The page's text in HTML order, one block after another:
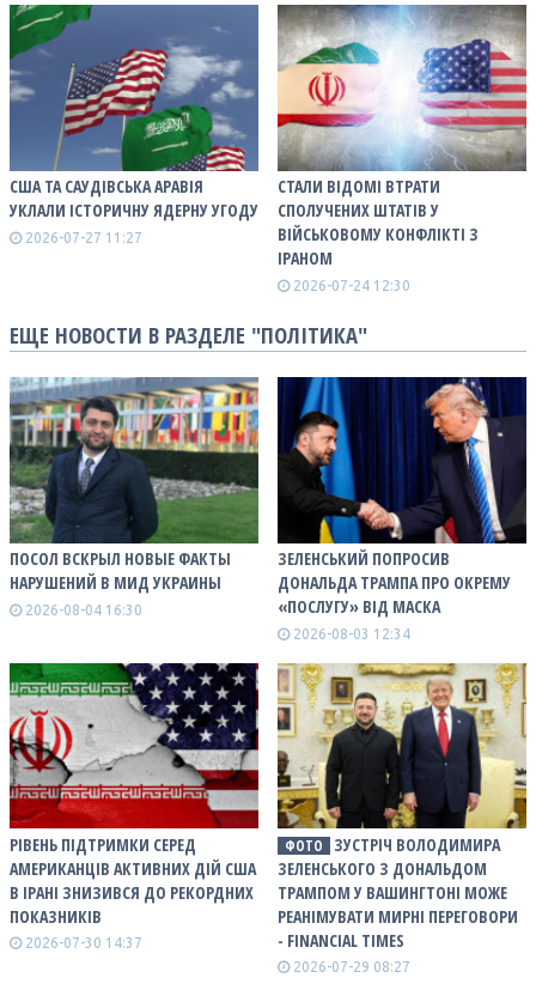
США ТА САУДІВСЬКА АРАВІЯ
УКЛАЛИ ІСТОРИЧНУ ЯДЕРНУ УГОДУ
2026-07-27 11:27
СТАЛИ ВІДОМІ ВТРАТИ
СПОЛУЧЕНИХ ШТАТІВ У
ВІЙСЬКОВОМУ КОНФЛІКТІ З
ІРАНОМ
2026-07-24 12:30
ЕЩЕ НОВОСТИ В РАЗДЕЛЕ "ПОЛІТИКА"
ПОСОЛ ВСКРЫЛ НОВЫЕ ФАКТЫ
НАРУШЕНИЙ В МИД УКРАИНЫ
2026-08-04 16:30
ЗЕЛЕНСЬКИЙ ПОПРОСИВ
ДОНАЛЬДА ТРАМПА ПРО ОКРЕМУ
«ПОСЛУГУ» ВІД МАСКА
2026-08-03 12:34
РІВЕНЬ ПІДТРИМКИ СЕРЕД
АМЕРИКАНЦІВ АКТИВНИХ ДІЙ США
В ІРАНІ ЗНИЗИВСЯ ДО РЕКОРДНИХ
ПОКАЗНИКІВ
2026-07-30 14:37
ФОТО
ЗУСТРІЧ ВОЛОДИМИРА
ЗЕЛЕНСЬКОГО З ДОНАЛЬДОМ
ТРАМПОМ У ВАШИНГТОНІ МОЖЕ
РЕАНІМУВАТИ МИРНІ ПЕРЕГОВОРИ
- FINANCIAL TIMES
2026-07-29 08:27